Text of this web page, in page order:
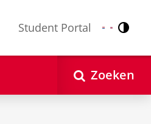
Student Portal Nederlands
English
Zoeken